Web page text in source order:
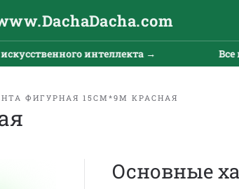
интеллекта → Все
ФИГУРНАЯ 15СМ*9М КРАСНАЯ
Основные